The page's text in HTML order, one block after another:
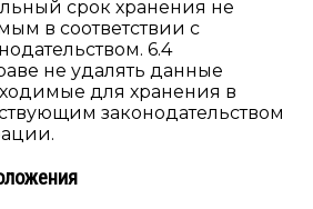
срок хранения не
в соответствии с
6.4
не удалять данные
для хранения в
законодательством